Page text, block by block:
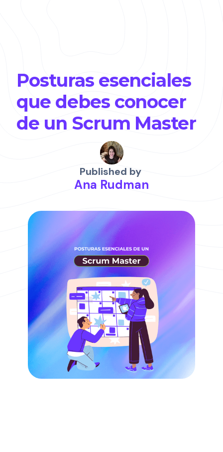
Posturas esenciales
que debes conocer
de un Scrum Master
Published by
Ana Rudman